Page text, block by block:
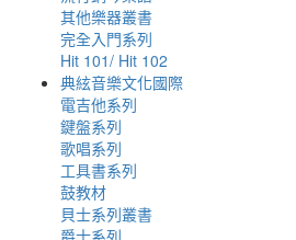
其他樂器叢書
完全入門系列
Hit 101/ Hit 102
典絃音樂文化國際
電吉他系列
鍵盤系列
歌唱系列
工具書系列
鼓教材
貝士系列叢書
爵士系列